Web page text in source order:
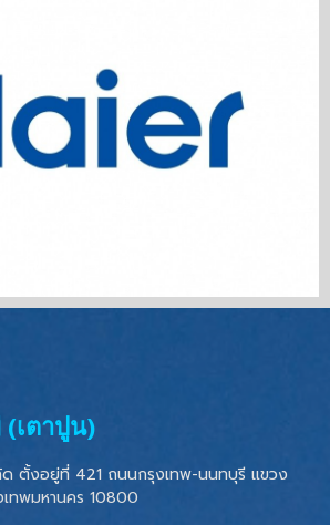
เตาปูน)
ด ตั้งอยู่ที่ 421 ถนนกรุงเทพ-นนทบุรี แขวง
เทพมหานคร 10800